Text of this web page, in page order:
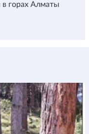
в горах Алматы